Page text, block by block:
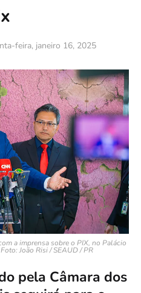
feira, janeiro 16, 2025
a imprensa sobre o PIX, no Palácio
João Risi / SEAUD / PR
pela Câmara dos